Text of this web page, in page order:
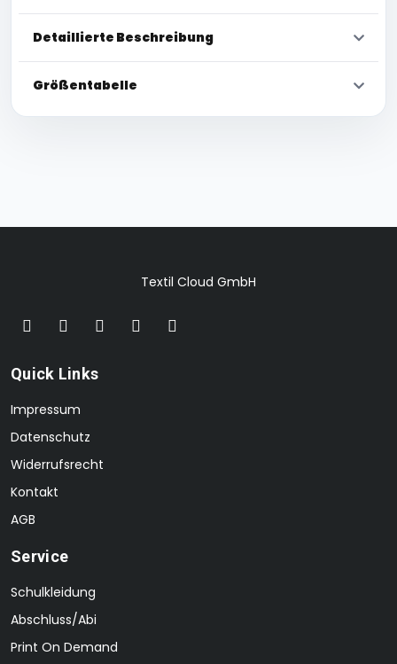
Detaillierte Beschreibung
Größentabelle
Textil Cloud GmbH
Quick Links
Impressum
Datenschutz
Widerrufsrecht
Kontakt
AGB
Service
Schulkleidung
Abschluss/Abi
Print On Demand